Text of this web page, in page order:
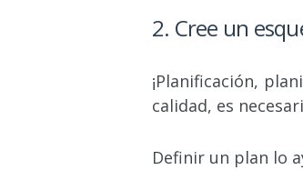
2. Cree un
¡Planificación,
calidad, es
Definir un plan lo